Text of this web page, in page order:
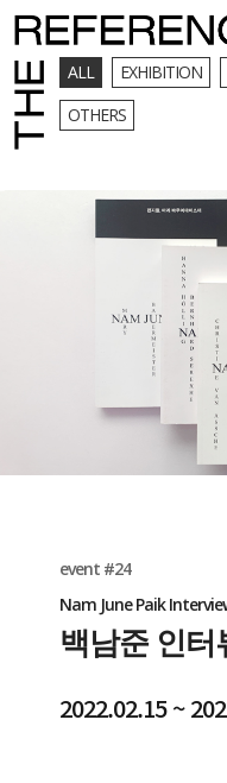
ALL EXHIBITION
OTHERS
event #24
Nam June Paik
백남준 인
2022.02.15 ~